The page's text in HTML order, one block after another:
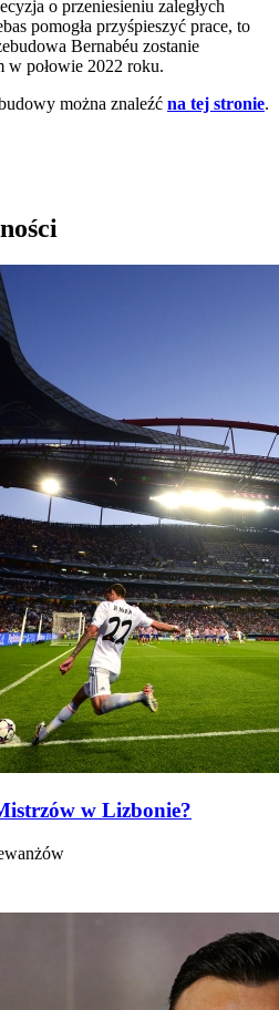
o przeniesieniu zaległych
pomogła przyśpieszyć prace, to
Bernabéu zostanie
w połowie 2022 roku.
można znaleźć na tej stronie.
w Lizbonie?